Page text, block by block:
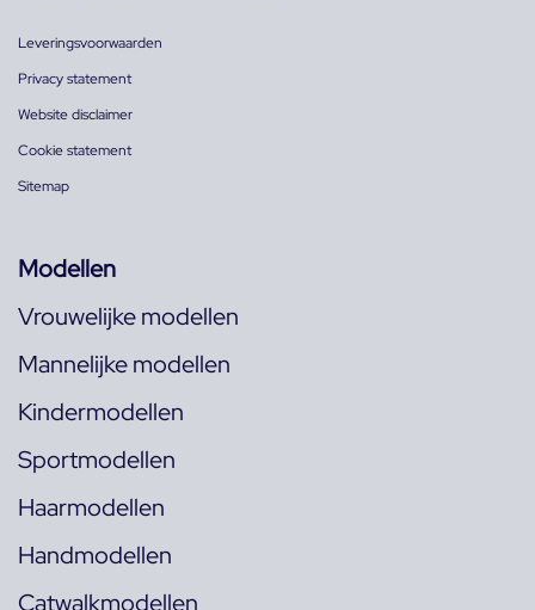
Leveringsvoorwaarden
Privacy statement
Website disclaimer
Cookie statement
Sitemap
Modellen
Vrouwelijke modellen
Mannelijke modellen
Kindermodellen
Sportmodellen
Haarmodellen
Handmodellen
Catwalkmodellen